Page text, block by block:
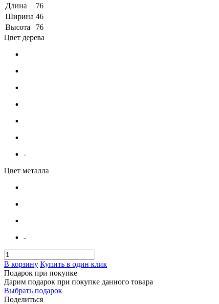
Длина
76
Ширина 46
Высота
76
Цвет дерева
-
Цвет металла
-
В корзину Купить в один клик
Подарок при покупке
Дарим подарок при покупке данного товара
Выбрать подарок
Поделиться